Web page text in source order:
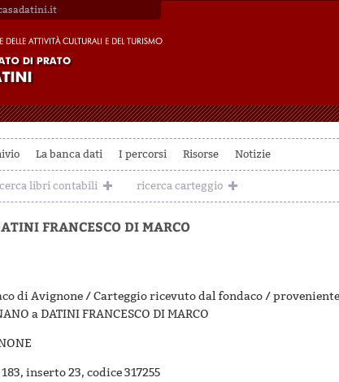
La banca dati I percorsi Risorse Notizie
libri contabili ricerca carteggio
FRANCESCO DI MARCO
di Avignone / Carteggio ricevuto dal fondaco / proveniente
a DATINI FRANCESCO DI MARCO
inserto 23, codice 317255